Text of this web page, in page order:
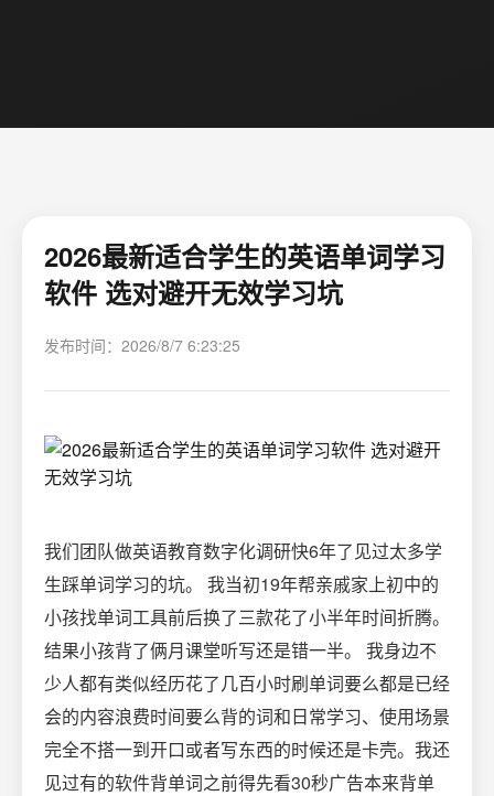
2026最新适合学生的英语单词学习
软件 选对避开无效学习坑
发布时间：2026/8/7 6:23:25
我们团队做英语教育数字化调研快6年了见过太多学
生踩单词学习的坑。 我当初19年帮亲戚家上初中的
小孩找单词工具前后换了三款花了小半年时间折腾。
结果小孩背了俩月课堂听写还是错一半。 我身边不
少人都有类似经历花了几百小时刷单词要么都是已经
会的内容浪费时间要么背的词和日常学习、使用场景
完全不搭一到开口或者写东西的时候还是卡壳。我还
见过有的软件背单词之前得先看30秒广告本来背单